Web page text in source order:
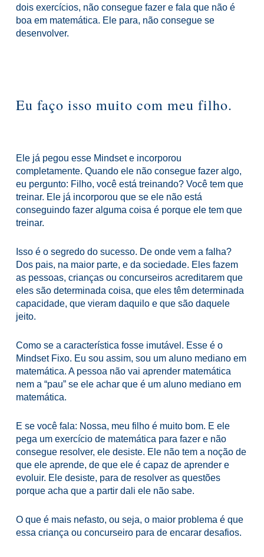
dois exercícios, não consegue fazer e fala que não é
boa em matemática. Ele para, não consegue se
desenvolver.
Eu faço isso muito com meu filho.
Ele já pegou esse Mindset e incorporou
completamente. Quando ele não consegue fazer algo,
eu pergunto: Filho, você está treinando? Você tem que
treinar. Ele já incorporou que se ele não está
conseguindo fazer alguma coisa é porque ele tem que
treinar.
Isso é o segredo do sucesso. De onde vem a falha?
Dos pais, na maior parte, e da sociedade. Eles fazem
as pessoas, crianças ou concurseiros acreditarem que
eles são determinada coisa, que eles têm determinada
capacidade, que vieram daquilo e que são daquele
jeito.
Como se a característica fosse imutável. Esse é o
Mindset Fixo. Eu sou assim, sou um aluno mediano em
matemática. A pessoa não vai aprender matemática
nem a “pau” se ele achar que é um aluno mediano em
matemática.
E se você fala: Nossa, meu filho é muito bom. E ele
pega um exercício de matemática para fazer e não
consegue resolver, ele desiste. Ele não tem a noção de
que ele aprende, de que ele é capaz de aprender e
evoluir. Ele desiste, para de resolver as questões
porque acha que a partir dali ele não sabe.
O que é mais nefasto, ou seja, o maior problema é que
essa criança ou concurseiro para de encarar desafios.